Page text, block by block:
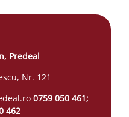
Predeal
Nr. 121
0759 050 461;
462